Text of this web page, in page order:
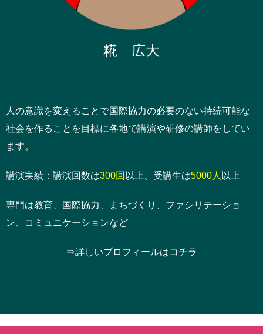
糀 広大
人の意識を変えることで国際協力の必要のない持続可能な
社会を作ることを目標に各地で講演や研修の講師をしてい
ます。
講演実績：講演回数は300回 以上、受講生は5000人 以上
専門は教育、国際協力、まちづくり、ファシリテーショ
ン、コミュニケーションなど
⇒詳しいプロフィールはコチラ